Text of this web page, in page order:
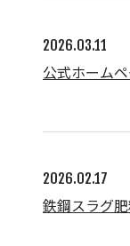
2026.03.11
公式ホーム
2026.02.17
鉄鋼スラグ